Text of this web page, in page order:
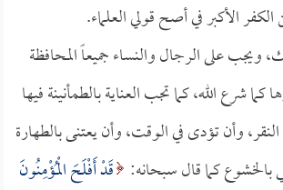
الكفر الأكبر في أصح قولي العلماء.
على الرجال والنساء جميعاً المحافظة
شرع الله، كما تجب العناية بالطمأنينة فيها
وأن تؤدى في الوقت، وأن يعتنى بالطهارة
بالخشوع كما قال سبحانه: قَدْ أَفْلَحَ الْمُؤْمِنُونَ